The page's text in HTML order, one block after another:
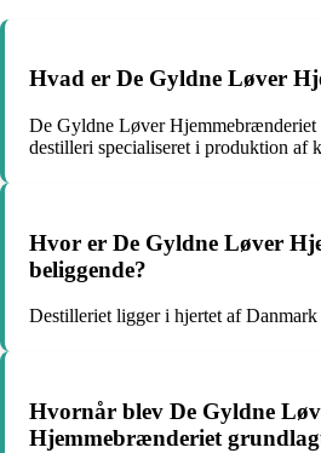
Hvad er De Gyldne Løver
De Gyldne Løver Hjemmebrænderiet
destilleri specialiseret i produktion af
Hvor er De Gyldne Løver
beliggende?
Destilleriet ligger i hjertet af
Hvornår blev De Gyldne
Hjemmebrænderiet